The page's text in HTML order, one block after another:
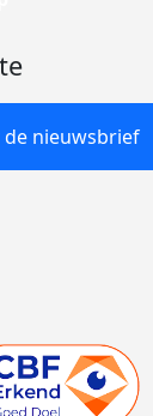
nieuwsbrief